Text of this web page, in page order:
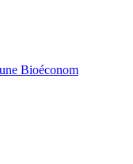
Bioéconom